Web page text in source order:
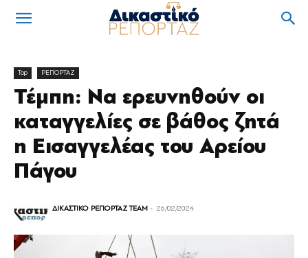
Top ΡΕΠΟΡΤΑΖ
Τέμπη: Να ερευνηθούν οι
καταγγελίες σε βάθος ζητά
η Εισαγγελέας του Αρείου
Πάγου
ΔΙΚΑΣΤΙΚΟ ΡΕΠΟΡΤΑΖ TEAM - 26/02/2024